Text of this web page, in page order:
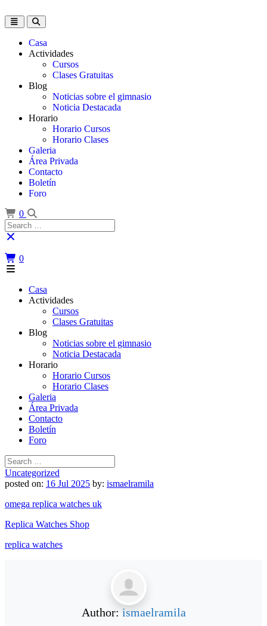
to
content
Toggle
navigation
Casa
Actividades
Cursos
Clases Gratuitas
Blog
Noticias sobre el gimnasio
Noticia Destacada
Horario
Horario Cursos
Horario Clases
Galeria
Área Privada
Contacto
Boletín
Foro
0
Search
for:
0
Casa
Actividades
Cursos
Clases Gratuitas
Blog
Noticias sobre el gimnasio
Noticia Destacada
Horario
Horario Cursos
Horario Clases
Galeria
Área Privada
Contacto
Boletín
Foro
Search
for:
Uncategorized
posted on: 16 Jul 2025 by: ismaelramila
omega replica watches uk
Replica Watches Shop
replica watches
Author: ismaelramila